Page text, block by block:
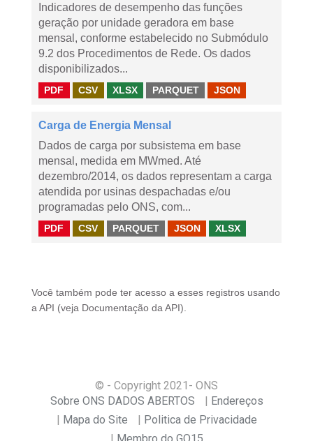
Indicadores de desempenho das funções
geração por unidade geradora em base
mensal, conforme estabelecido no Submódulo
9.2 dos Procedimentos de Rede. Os dados
disponibilizados...
PDF CSV XLSX PARQUET JSON
Carga de Energia Mensal
Dados de carga por subsistema em base
mensal, medida em MWmed. Até
dezembro/2014, os dados representam a carga
atendida por usinas despachadas e/ou
programadas pelo ONS, com...
PDF CSV PARQUET JSON XLSX
Você também pode ter acesso a esses registros usando
a API (veja Documentação da API ).
© - Copyright 2021 - ONS
Sobre ONS DADOS ABERTOS
Endereços
Mapa do Site
Politica de Privacidade